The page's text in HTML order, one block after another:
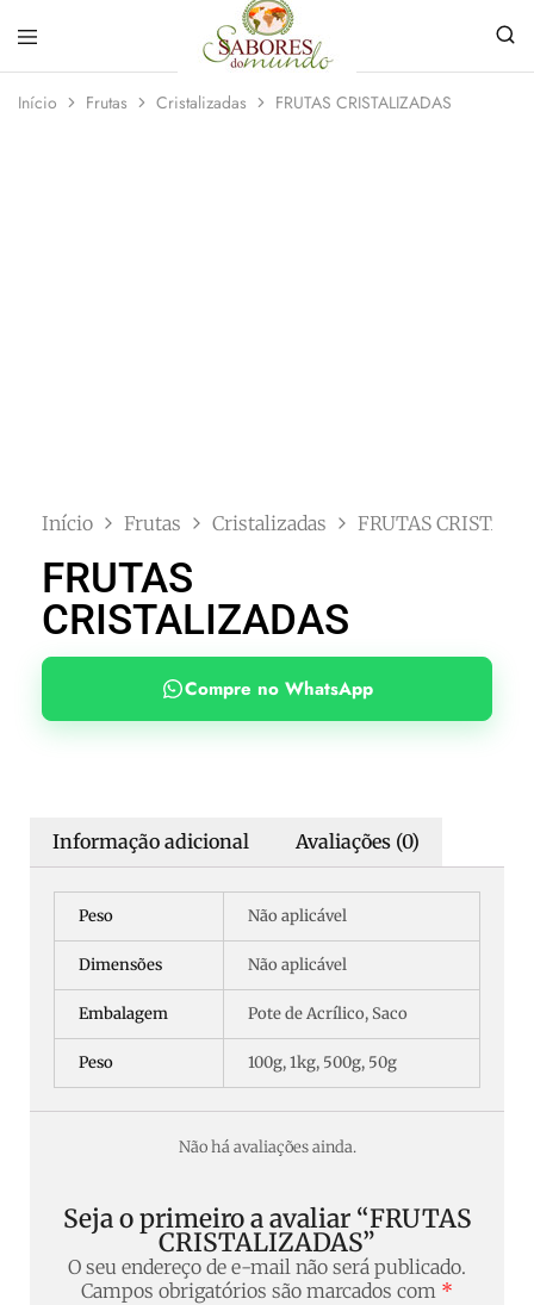
do
loja
Início Frutas Cristalizadas FRUTAS CRISTALIZADAS
Início Frutas Cristalizadas FRUTAS
FRUTAS
CRISTALIZADAS
Compre no WhatsApp
Informação adicional Avaliações (0)
Peso Não aplicável
Dimensões Não aplicável
Embalagem Pote de Acrílico, Saco
Peso 100g, 1kg, 500g, 50g
Não há avaliações ainda.
Seja o primeiro a avaliar “FRUTAS
CRISTALIZADAS”
O seu endereço de e-mail não será publicado.
Campos obrigatórios são marcados com *